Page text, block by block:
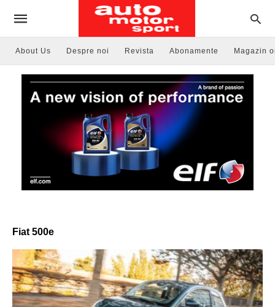
About Us Despre noi Revista Abonamente Magazin
Fiat 500e